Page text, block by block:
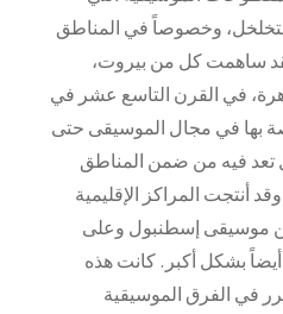
وخصوصاً في المناطق
ساهمت كل من بيروت،
في القرن التاسع عشر في
بها في مجال الموسيقى حتى
تعد فيه من ضمن المناطق
أنتجت المراكز الإقليمية
موسيقى إسطنبول وعلى
أيضاً بشكل أكبر. كانت هذه
في الفرق الموسيقية